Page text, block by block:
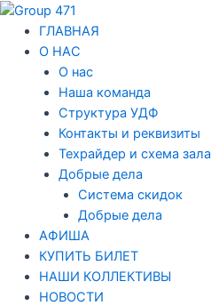
Перейти
содержимому
ГЛАВНАЯ
О НАС
О нас
Наша команда
Структура УДФ
Контакты и реквизиты
Техрайдер и схема зала
Добрые дела
Система скидок
Добрые дела
АФИША
КУПИТЬ БИЛЕТ
НАШИ КОЛЛЕКТИВЫ
НОВОСТИ
Навигация
по
записям